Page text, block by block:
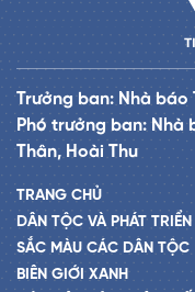
Trưởng ban: Nhà báo
Phó trưởng ban: Nhà
Thân, Hoài Thu
TRANG CHỦ
DÂN TỘC VÀ PHÁT TRIỂN
SẮC MÀU CÁC DÂN TỘC
BIÊN GIỚI XANH